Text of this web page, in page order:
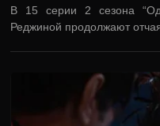
В 15 серии 2 сезона
Реджиной продолжают